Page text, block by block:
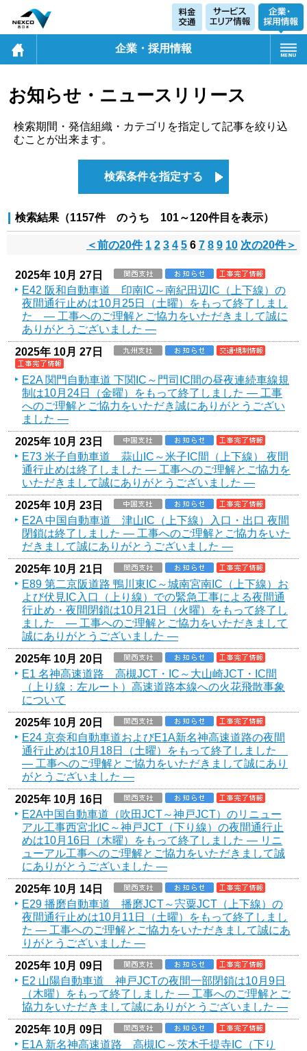
企業・採用情報
お知らせ・ニュースリリース
検索期間・発信組織・カテゴリを指定して記事を絞り込
むことが出来ます。
検索条件を指定する
検索結果（1157件 のうち 101～120件目を表示）
＜前の20件 1 2 3 4 5 6 7 8 9 10 次の20件＞
2025年 10月 27日
E42 阪和自動車道 印南IC～南紀田辺IC（上下線）の
夜間通行止めは10月25日（土曜）をもって終了しまし
た ― 工事へのご理解とご協力をいただきまして誠に
ありがとうございました ―
2025年 10月 27日
E2A 関門自動車道 下関IC～門司IC間の昼夜連続車線規
制は10月24日（金曜）をもって終了しました ― 工事
へのご理解とご協力をいただき誠にありがとうござい
ました ―
2025年 10月 23日
E73 米子自動車道 蒜山IC～米子IC間（上下線） 夜間
通行止めは終了しました ― 工事へのご理解とご協力を
いただきまして誠にありがとうございました ―
2025年 10月 23日
E2A 中国自動車道 津山IC（上下線）入口・出口 夜間
閉鎖は終了しました ― 工事へのご理解とご協力をいた
だきまして誠にありがとうございました ―
2025年 10月 21日
E89 第二京阪道路 鴨川東IC～城南宮南IC（上下線）お
よび伏見IC入口（上り線）での緊急工事による夜間通
行止め・夜間閉鎖は10月21日（火曜）をもって終了し
ました ― 工事へのご理解とご協力をいただきまして
誠にありがとうございました ―
2025年 10月 20日
E1 名神高速道路 高槻JCT・IC～大山崎JCT・IC間
（上り線：左ルート）高速道路本線への火花飛散事象
について
2025年 10月 20日
E24 京奈和自動車道およびE1A新名神高速道路の夜間
通行止めは10月18日（土曜）をもって終了しました
― 工事へのご理解とご協力をいただきまして誠にあり
がとうございました ―
2025年 10月 16日
E2A中国自動車道（吹田JCT～神戸JCT）のリニュー
アル工事西宮北IC～神戸JCT（下り線）の夜間通行止
めは10月16日（木曜）をもって終了しました ― リニ
ューアル工事へのご理解とご協力をいただきまして誠
にありがとうございました ―
2025年 10月 14日
E29 播磨自動車道 播磨JCT～宍粟JCT（上下線）の
夜間通行止めは10月11日（土曜）をもって終了しまし
た ― 工事へのご理解とご協力をいただきまして誠にあ
りがとうございました ―
2025年 10月 09日
E2 山陽自動車道 神戸JCTの夜間一部閉鎖は10月9日
（木曜）をもって終了しました ― 工事へのご理解とご
協力をいただきまして誠にありがとうございました ―
2025年 10月 09日
E1A 新名神高速道路 高槻IC～茨木千提寺IC（下り